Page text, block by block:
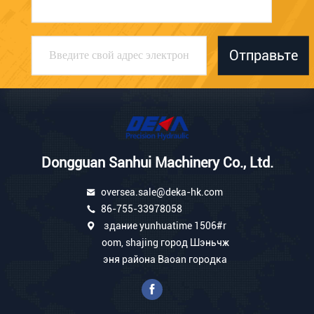
Отправьте
Dongguan Sanhui Machinery Co., Ltd.
oversea.sale@deka-hk.com
86-755-33978058
здание yunhuatime 1506#r
oom, shajing город Шэньчж
эня района Baoan городка